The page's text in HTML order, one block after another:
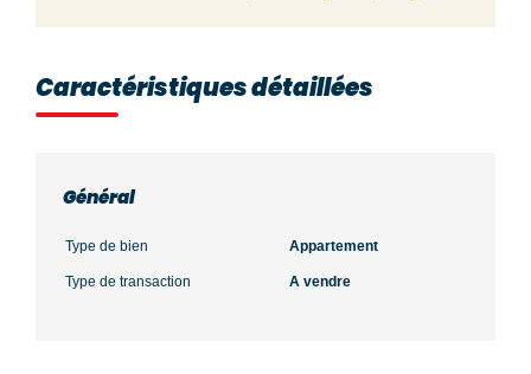
Caractéristiques détaillées
Général
Type de bien Appartement
Type de transaction A vendre